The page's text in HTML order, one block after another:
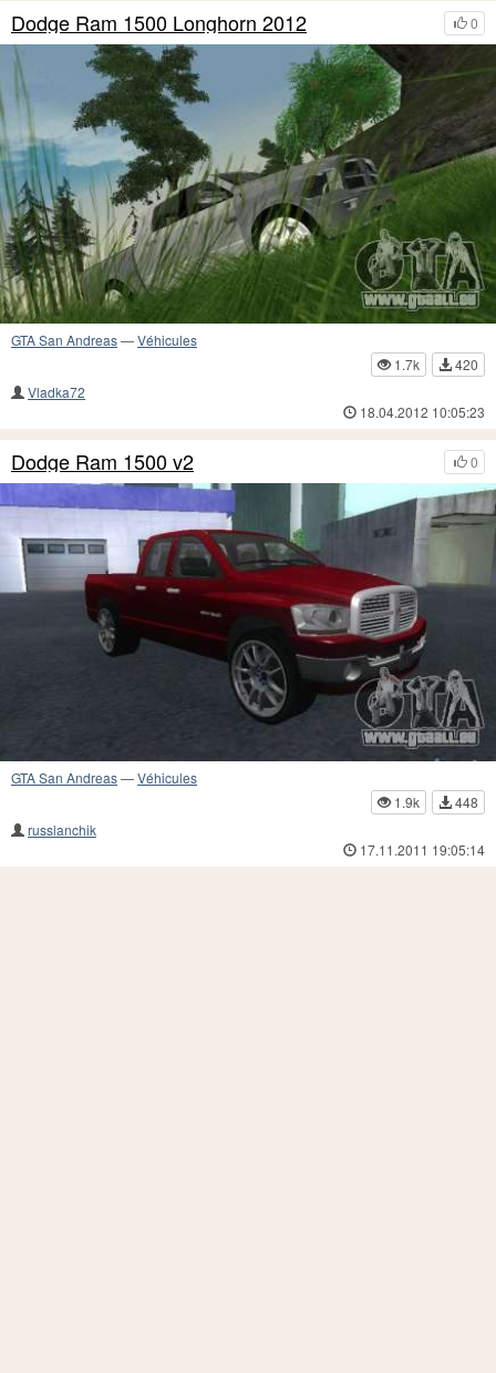
0
Dodge Ram 1500 Longhorn 2012
GTA San Andreas—Véhicules
1.7k
420
Vladka72
18.04.2012 10:05:23
0
Dodge Ram 1500 v2
GTA San Andreas—Véhicules
1.9k
448
russlanchik
17.11.2011 19:05:14